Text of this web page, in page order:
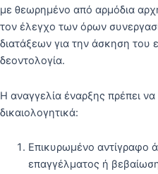
με θεωρημένο από αρμόδια
τον έλεγχο των όρων
διατάξεων για την άσκηση του
δεοντολογία.
Η αναγγελία έναρξης πρέπει
δικαιολογητικά:
Επικυρωμένο αντίγραφο
επαγγέλματος ή